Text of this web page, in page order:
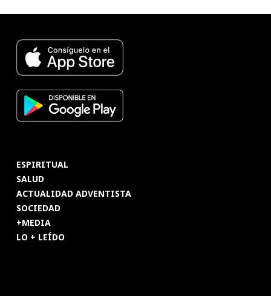
ESPIRITUAL
SALUD
ACTUALIDAD ADVENTISTA
SOCIEDAD
+MEDIA
LO + LEÍDO